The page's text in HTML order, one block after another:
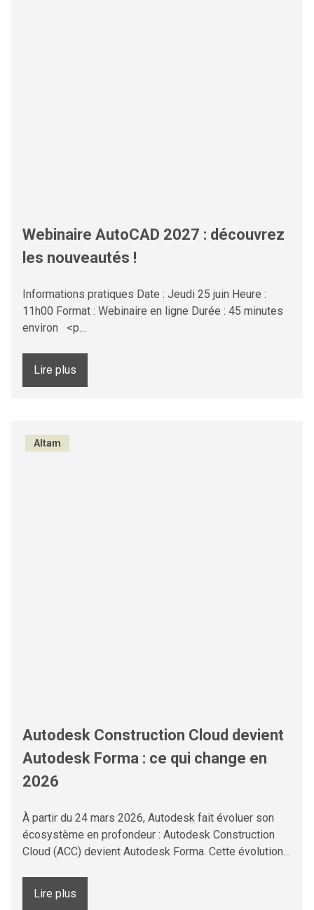
Webinaire AutoCAD 2027 : découvrez
les nouveautés !
Informations pratiques Date : Jeudi 25 juin Heure :
11h00 Format : Webinaire en ligne Durée : 45 minutes
environ <p…
Lire plus
Altam
Autodesk Construction Cloud devient
Autodesk Forma : ce qui change en
2026
À partir du 24 mars 2026, Autodesk fait évoluer son
écosystème en profondeur : Autodesk Construction
Cloud (ACC) devient Autodesk Forma. Cette évolution…
Lire plus